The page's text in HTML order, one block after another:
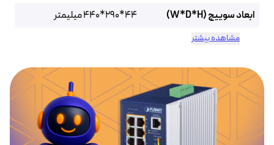
ابعاد سوییچ (W*D*H)
44*290*440 میلیمتر
مشاهده بیشتر